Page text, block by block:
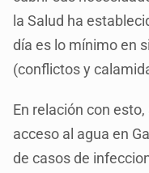
la Salud ha
día es lo mínimo en
(conflictos y
En relación con
acceso al agua en
de casos de